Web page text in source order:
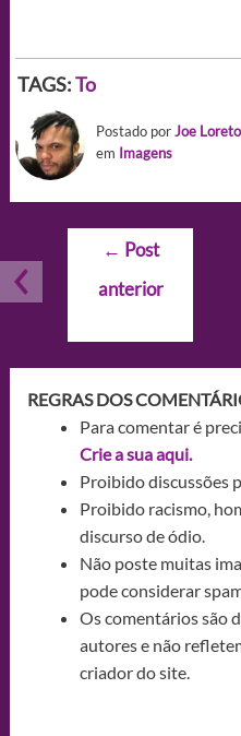
TAGS:To
Postado porJoe Loreto
em Imagens
Navegação
Post
← Post
anterior
REGRAS DOS
Para comentar é
Crie a sua aqui.
Proibido discussões
Proibido racismo,
discurso de ódio.
Não poste muitas
pode considerar
Os comentários são
autores e não
criador do site.